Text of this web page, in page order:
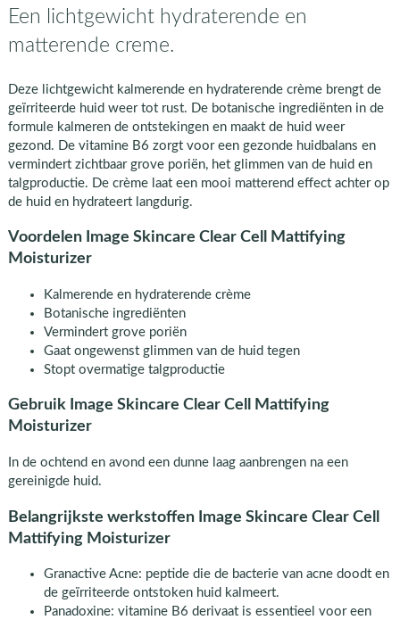
Een lichtgewicht hydraterende en
matterende creme.
Deze lichtgewicht kalmerende en hydraterende crème brengt de
geïrriteerde huid weer tot rust. De botanische ingrediënten in de
formule kalmeren de ontstekingen en maakt de huid weer
gezond. De vitamine B6 zorgt voor een gezonde huidbalans en
vermindert zichtbaar grove poriën, het glimmen van de huid en
talgproductie. De crème laat een mooi matterend effect achter op
de huid en hydrateert langdurig.
Voordelen Image Skincare Clear Cell Mattifying
Moisturizer
Kalmerende en hydraterende crème
Botanische ingrediënten
Vermindert grove poriën
Gaat ongewenst glimmen van de huid tegen
Stopt overmatige talgproductie
Gebruik Image Skincare Clear Cell Mattifying
Moisturizer
In de ochtend en avond een dunne laag aanbrengen na een
gereinigde huid.
Belangrijkste werkstoffen Image Skincare Clear Cell
Mattifying Moisturizer
Granactive Acne: peptide die de bacterie van acne doodt en
de geïrriteerde ontstoken huid kalmeert.
Panadoxine: vitamine B6 derivaat is essentieel voor een